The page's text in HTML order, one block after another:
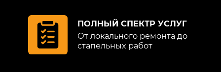
ПОЛНЫЙ СПЕКТР УСЛУГ
От локального ремонта до
стапельных работ